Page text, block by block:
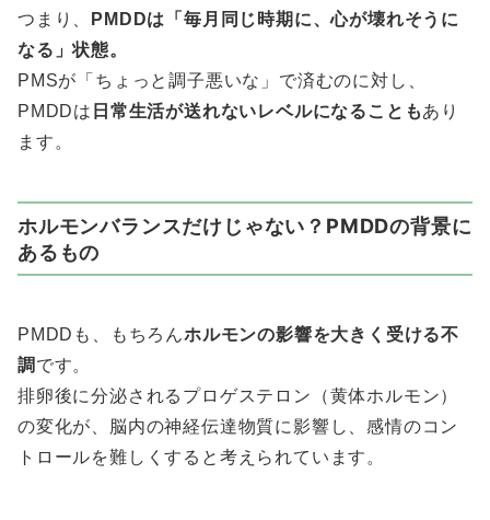
つまり、
PMDDは「毎月同じ時期に、心が壊れそうに
なる」状態。
PMSが「ちょっと調子悪いな」で済むのに対し、
PMDDは 日常生活が送れないレベルになることもあり
ます。
ホルモンバランスだけじゃない？PMDDの背景に
あるもの
PMDDも、もちろんホルモンの影響を大きく受ける不
調 です。
排卵後に分泌されるプロゲステロン（黄体ホルモン）
の変化が、脳内の神経伝達物質に影響し、感情のコン
トロールを難しくすると考えられています。